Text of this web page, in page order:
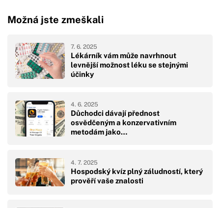
Možná jste zmeškali
Lékárník vám může navrhnout
levnější možnost léku se stejnými
účinky
7. 6. 2025
Důchodci dávají přednost
osvědčeným a konzervativním
metodám jako…
4. 6. 2025
Hospodský kvíz plný záludností, který
prověří vaše znalosti
4. 7. 2025